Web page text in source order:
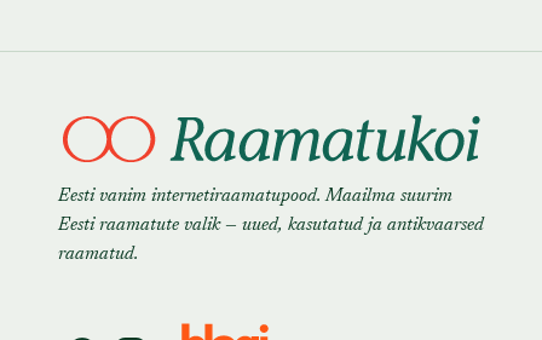
Eesti vanim internetiraamatupood. Maailma suurim
Eesti raamatute valik — uued, kasutatud ja antikvaarsed
raamatud.